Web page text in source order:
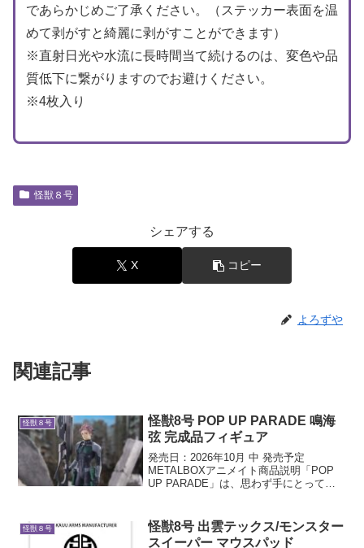
であらかじめご了承ください。（ステッカー表面を温
めて剥がすと綺麗に剥がすことができます）
※直射日光や水流に長時間当て続けるのは、変色や品
質低下に繋がりますのでお避けください。
※4枚入り
怪獣８号
シェアする
X コピー
よろずや
関連記事
怪獣８号
怪獣8号 POP UP PARADE 鳴海
弦 完成品フィギュア
発売日：2026年10月 中 発売予定
METALBOXアニメイト商品説明「POP
UP PARADE」は、思わず手にとってし
フィギュアファンにやさしいカタチを追
求...
怪獣８号
怪獣8号 出雲テックス/モンスター
スイーパー マウスパッド